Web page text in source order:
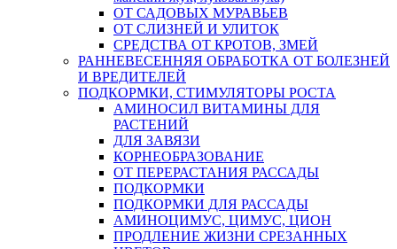
ОТ САДОВЫХ МУРАВЬЕВ
ОТ СЛИЗНЕЙ И УЛИТОК
СРЕДСТВА ОТ КРОТОВ, ЗМЕЙ
РАННЕВЕСЕННЯЯ ОБРАБОТКА ОТ БОЛЕЗНЕЙ
И ВРЕДИТЕЛЕЙ
ПОДКОРМКИ, СТИМУЛЯТОРЫ РОСТА
АМИНОСИЛ ВИТАМИНЫ ДЛЯ
РАСТЕНИЙ
ДЛЯ ЗАВЯЗИ
КОРНЕОБРАЗОВАНИЕ
ОТ ПЕРЕРАСТАНИЯ РАССАДЫ
ПОДКОРМКИ
ПОДКОРМКИ ДЛЯ РАССАДЫ
АМИНОЦИМУС, ЦИМУС, ЦИОН
ПРОДЛЕНИЕ ЖИЗНИ СРЕЗАННЫХ